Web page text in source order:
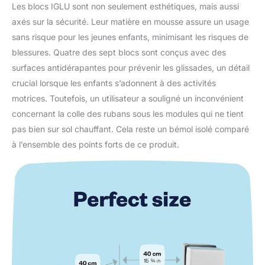
Les blocs IGLU sont non seulement esthétiques, mais aussi
axés sur la sécurité. Leur matière en mousse assure un usage
sans risque pour les jeunes enfants, minimisant les risques de
blessures. Quatre des sept blocs sont conçus avec des
surfaces antidérapantes pour prévenir les glissades, un détail
crucial lorsque les enfants s’adonnent à des activités
motrices. Toutefois, un utilisateur a souligné un inconvénient
concernant la colle des rubans sous les modules qui ne tient
pas bien sur sol chauffant. Cela reste un bémol isolé comparé
à l’ensemble des points forts de ce produit.